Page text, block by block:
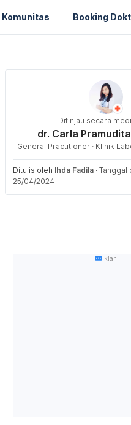
Komunitas Booking
Ditinjau secara
dr. Carla
General Practitioner · Klinik
Ditulis oleh Ihda Fadila · Tanggal
25/04/2024
Iklan